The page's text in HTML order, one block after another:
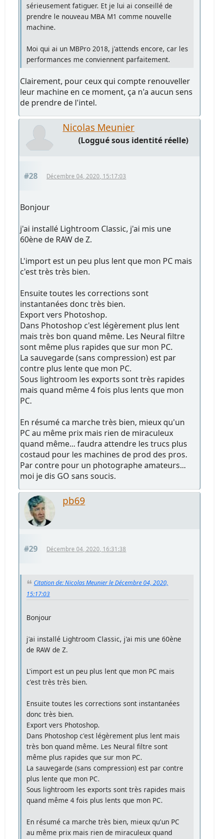
sérieusement fatiguer. Et je lui ai conseillé de
prendre le nouveau MBA M1 comme nouvelle
machine.
Moi qui ai un MBPro 2018, j'attends encore, car les
performances me conviennent parfaitement.
Clairement, pour ceux qui compte renouveller
leur machine en ce moment, ça n'a aucun sens
de prendre de l'intel.
Nicolas Meunier
(Loggué sous identité réelle)
#28 Décembre 04, 2020, 15:17:03
Bonjour
j'ai installé Lightroom Classic, j'ai mis une
60ène de RAW de Z.
L'import est un peu plus lent que mon PC mais
c'est très très bien.
Ensuite toutes les corrections sont
instantanées donc très bien.
Export vers Photoshop.
Dans Photoshop c'est légèrement plus lent
mais très bon quand même. Les Neural filtre
sont même plus rapides que sur mon PC.
La sauvegarde (sans compression) est par
contre plus lente que mon PC.
Sous lightroom les exports sont très rapides
mais quand même 4 fois plus lents que mon
PC.
En résumé ca marche très bien, mieux qu'un
PC au même prix mais rien de miraculeux
quand même... faudra attendre les trucs plus
costaud pour les machines de prod des pros.
Par contre pour un photographe amateurs...
moi je dis GO sans soucis.
pb69
#29 Décembre 04, 2020, 16:31:38
Citation de: Nicolas Meunier le Décembre 04, 2020,
15:17:03
Bonjour
j'ai installé Lightroom Classic, j'ai mis une 60ène
de RAW de Z.
L'import est un peu plus lent que mon PC mais
c'est très très bien.
Ensuite toutes les corrections sont instantanées
donc très bien.
Export vers Photoshop.
Dans Photoshop c'est légèrement plus lent mais
très bon quand même. Les Neural filtre sont
même plus rapides que sur mon PC.
La sauvegarde (sans compression) est par contre
plus lente que mon PC.
Sous lightroom les exports sont très rapides mais
quand même 4 fois plus lents que mon PC.
En résumé ca marche très bien, mieux qu'un PC
au même prix mais rien de miraculeux quand